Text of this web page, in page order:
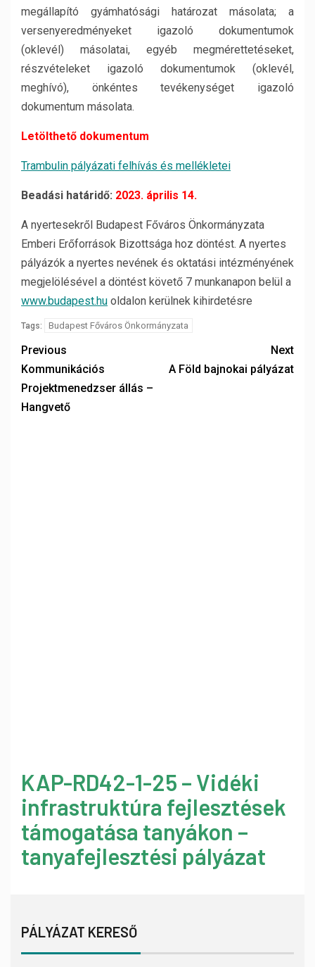
megállapító gyámhatósági határozat másolata; a
versenyeredményeket igazoló dokumentumok
(oklevél) másolatai, egyéb megmérettetéseket,
részvételeket igazoló dokumentumok (oklevél,
meghívó), önkéntes tevékenységet igazoló
dokumentum másolata.
Letölthető dokumentum
Trambulin pályázati felhívás és mellékletei
Beadási határidő: 2023. április 14.
A nyertesekről Budapest Főváros Önkormányzata
Emberi Erőforrások Bizottsága hoz döntést. A nyertes
pályázók a nyertes nevének és oktatási intézményének
megjelölésével a döntést követő 7 munkanapon belül a
www.budapest.hu oldalon kerülnek kihirdetésre
Tags: Budapest Főváros Önkormányzata
Previous
Kommunikációs
Projektmenedzser állás –
Hangvető
Next
A Föld bajnokai pályázat
KAP-RD42-1-25 – Vidéki
infrastruktúra fejlesztések
támogatása tanyákon –
tanyafejlesztési pályázat
PÁLYÁZAT KERESŐ